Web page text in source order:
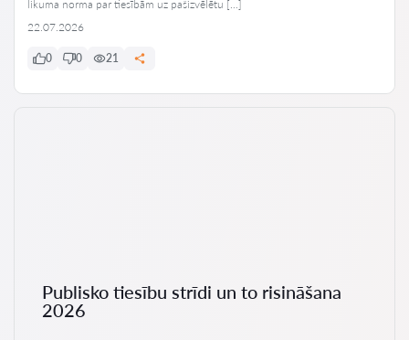
likuma norma par tiesībām uz pašizvēlētu […]
22.07.2026
0 0 21
Publisko tiesību strīdi un to risināšana
2026